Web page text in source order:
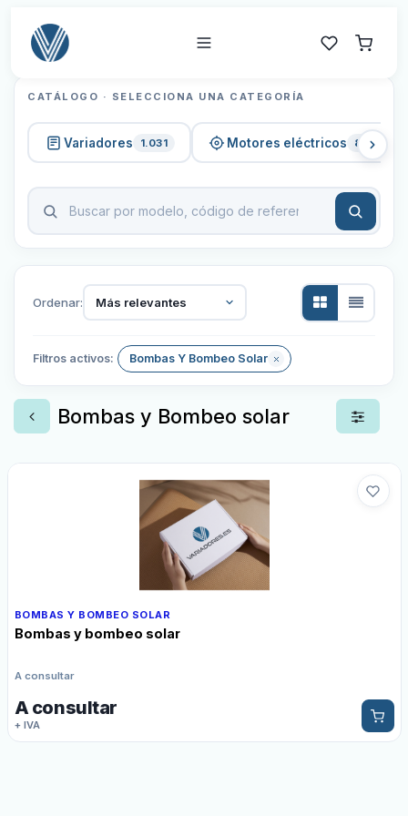
CATÁLOGO · SELECCIONA UNA CATEGORÍA
Variadores 1.031 Motores eléctricos 820
Ordenar: Más relevantes
Filtros activos: Bombas Y Bombeo Solar
Bombas y Bombeo solar
BOMBAS Y BOMBEO SOLAR
Bombas y bombeo solar
A consultar
A consultar
+ IVA